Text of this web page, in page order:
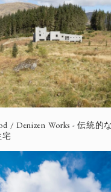
/ Denizen Works - 伝統的
宅